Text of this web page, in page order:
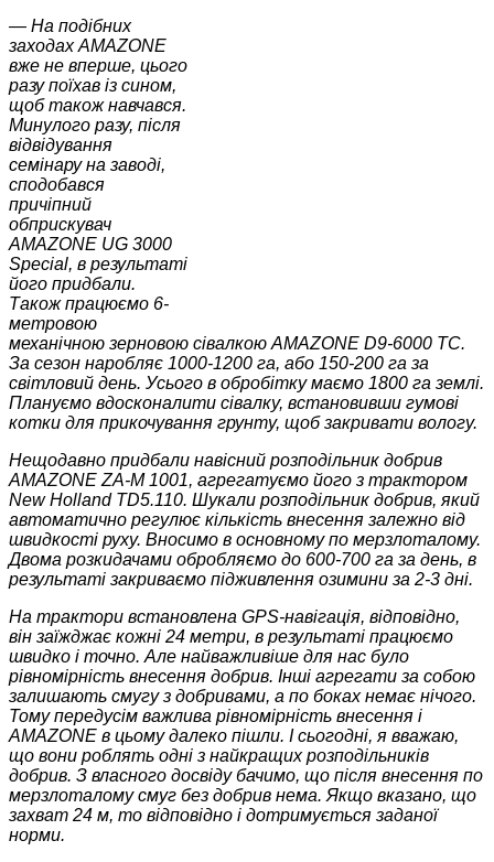
— На подібних
заходах AMAZONE
вже не вперше, цього
разу поїхав із сином,
щоб також навчався.
Минулого разу, після
відвідування
семінару на заводі,
сподобався
причіпний
обприскувач
AMAZONE UG 3000
Special, в результаті
його придбали.
Також працюємо 6-
метровою
механічною зерновою сівалкою AMAZONE D9-6000 ТС.
За сезон наробляє 1000-1200 га, або 150-200 га за
світловий день. Усього в обробітку маємо 1800 га землі.
Плануємо вдосконалити сівалку, встановивши гумові
котки для прикочування грунту, щоб закривати вологу.
Нещодавно придбали навісний розподільник добрив
AMAZONE ZA-M 1001, агрегатуємо його з трактором
New Holland TD5.110. Шукали розподільник добрив, який
автоматично регулює кількість внесення залежно від
швидкості руху. Вносимо в основному по мерзлоталому.
Двома розкидачами обробляємо до 600-700 га за день, в
результаті закриваємо підживлення озимини за 2-3 дні.
На трактори встановлена GPS-навігація, відповідно,
він заїжджає кожні 24 метри, в результаті працюємо
швидко і точно. Але найважливіше для нас було
рівномірність внесення добрив. Інші агрегати за собою
залишають смугу з добривами, а по боках немає нічого.
Тому передусім важлива рівномірність внесення і
AMAZONE в цьому далеко пішли. І сьогодні, я вважаю,
що вони роблять одні з найкращих розподільників
добрив. З власного досвіду бачимо, що після внесення по
мерзлоталому смуг без добрив нема. Якщо вказано, що
захват 24 м, то відповідно і дотримує­ться заданої
норми.